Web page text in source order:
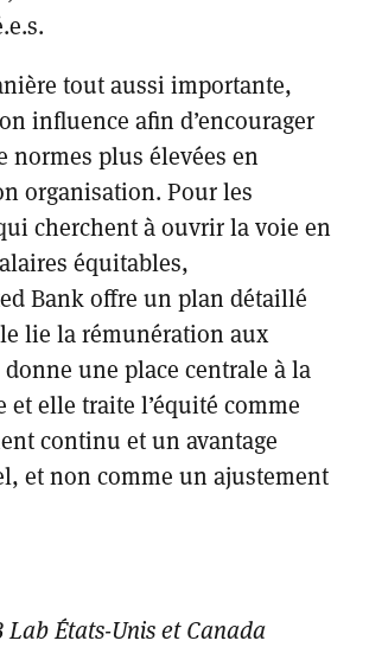
tout aussi importante,
influence afin d’encourager
normes plus élevées en
organisation. Pour les
cherchent à ouvrir la voie en
équitables,
Bank offre un plan détaillé
lie la rémunération aux
une place centrale à la
et elle traite l’équité comme
continu et un avantage
et non comme un ajustement
Lab États-Unis et Canada